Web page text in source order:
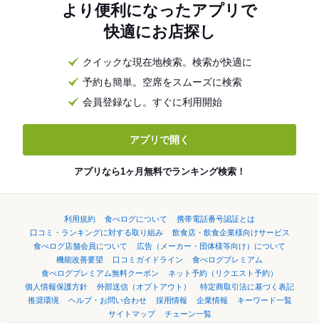
より便利になったアプリで
快適にお店探し
クイックな現在地検索。検索が快適に
予約も簡単。空席をスムーズに検索
会員登録なし。すぐに利用開始
アプリで開く
アプリなら1ヶ月無料でランキング検索！
利用規約 食べログについて
携帯電話番号認証とは
口コミ・ランキングに対する取り組み
飲食店・飲食企業様向けサービス
食べログ店舗会員について
広告（メーカー・団体様等向け）について
機能改善要望
口コミガイドライン
食べログプレミアム
食べログプレミアム無料クーポン
ネット予約（リクエスト予約）
個人情報保護方針
外部送信（オプトアウト）
特定商取引法に基づく表記
推奨環境
ヘルプ・お問い合わせ 採用情報 企業情報
キーワード一覧
サイトマップ
チェーン一覧